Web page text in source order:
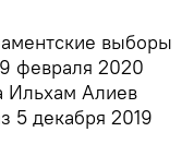
выборы
февраля 2020
Ильхам Алиев
5 декабря 2019